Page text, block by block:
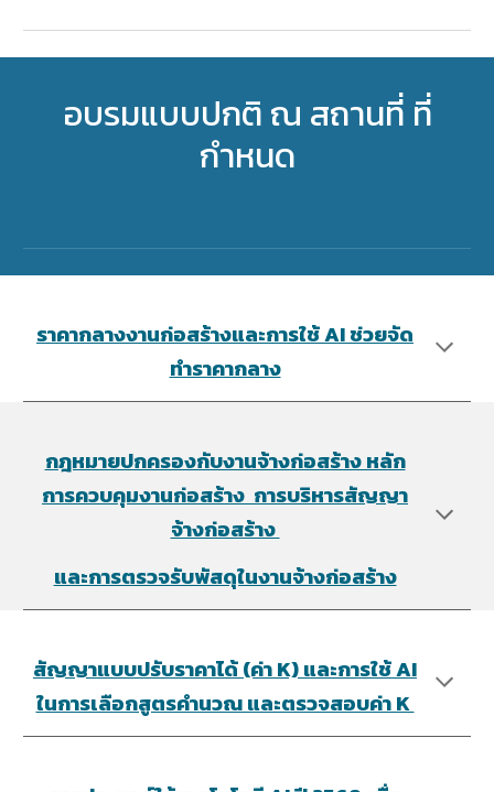
อบรมแบบปกติ ณ สถานที่ ที่
กำหนด
ราคากลางงานก่อสร้างและการใช้ AI ช่วยจัด
ทำราคากลาง
กฎหมายปกครองกับงานจ้างก่อสร้าง หลัก
การควบคุมงานก่อสร้าง การบริหารสัญญา
จ้างก่อสร้าง
และการตรวจรับพัสดุในงานจ้างก่อสร้าง
สัญญาแบบปรับราคาได้ (ค่า K) และการใช้ AI
ในการเลือกสูตรคำนวณ และตรวจสอบค่า K